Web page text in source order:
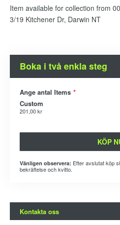
Item available for collection from
3/19 Kitchener Dr, Darwin NT
Boka i två enkla steg
Ange antal Items *
Custom
201,00 kr
KÖP
Vänligen observera: Efter avslutat köp
bekräftelse och kvitto.
Kontakta oss